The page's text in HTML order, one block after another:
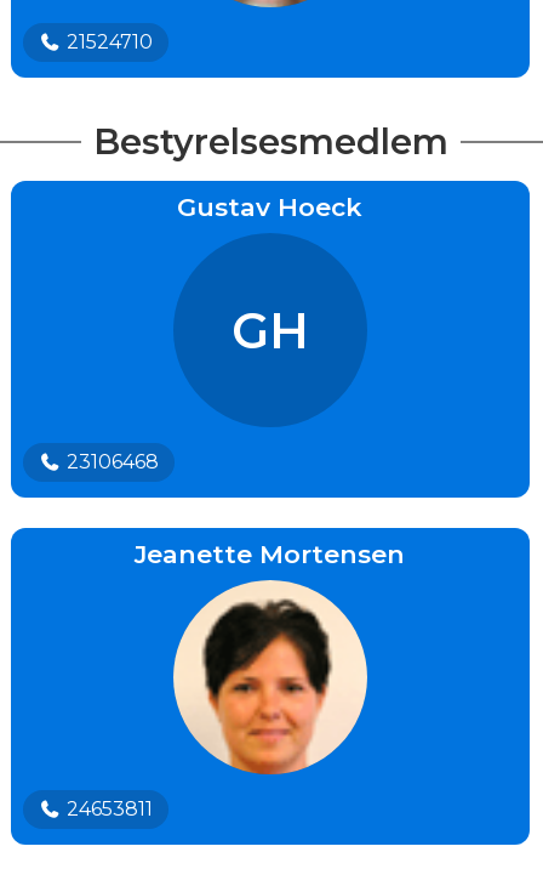
21524710
Bestyrelsesmedlem
Gustav Hoeck
GH
23106468
Jeanette Mortensen
24653811